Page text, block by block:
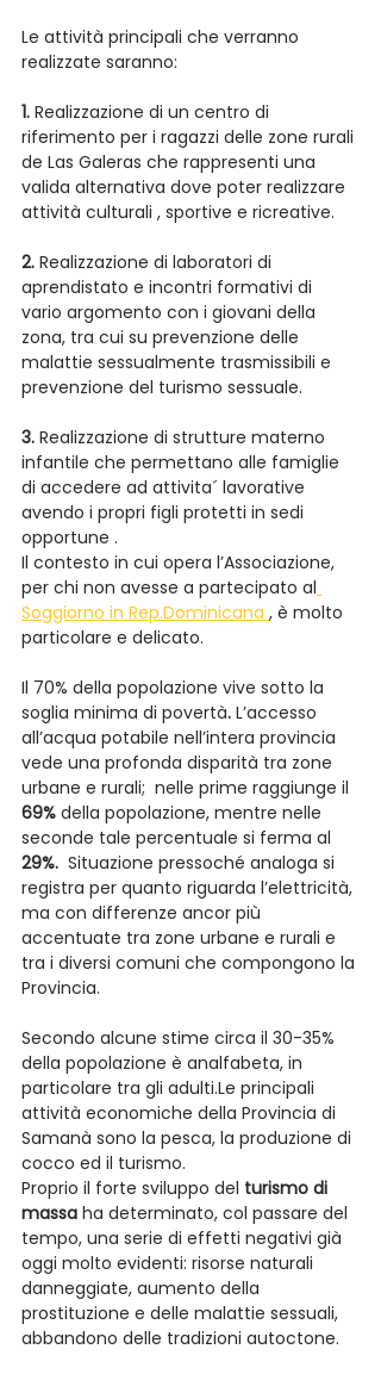
Le attività principali che verranno
realizzate saranno:
1. Realizzazione di un centro di
riferimento per i ragazzi delle zone rurali
de Las Galeras che rappresenti una
valida alternativa dove poter realizzare
attività culturali , sportive e ricreative.
2. Realizzazione di laboratori di
aprendistato e incontri formativi di
vario argomento con i giovani della
zona, tra cui su prevenzione delle
malattie sessualmente trasmissibili e
prevenzione del turismo sessuale.
3. Realizzazione di strutture materno
infantile che permettano alle famiglie
di accedere ad attivita´ lavorative
avendo i propri figli protetti in sedi
opportune .
Il contesto in cui opera l’Associazione,
per chi non avesse a partecipato al
Soggiorno in Rep.Dominicana , è molto
particolare e delicato.
Il 70% della popolazione vive sotto la
soglia minima di povertà. L’accesso
all’acqua potabile nell’intera provincia
vede una profonda disparità tra zone
urbane e rurali;  nelle prime raggiunge il
69% della popolazione, mentre nelle
seconde tale percentuale si ferma al
29%. Situazione pressoché analoga si
registra per quanto riguarda l’elettricità,
ma con differenze ancor più
accentuate tra zone urbane e rurali e
tra i diversi comuni che compongono la
Provincia.
Secondo alcune stime circa il 30-35%
della popolazione è analfabeta, in
particolare tra gli adulti.Le principali
attività economiche della Provincia di
Samanà sono la pesca, la produzione di
cocco ed il turismo.
Proprio il forte sviluppo del turismo di
massa ha determinato, col passare del
tempo, una serie di effetti negativi già
oggi molto evidenti: risorse naturali
danneggiate, aumento della
prostituzione e delle malattie sessuali,
abbandono delle tradizioni autoctone.